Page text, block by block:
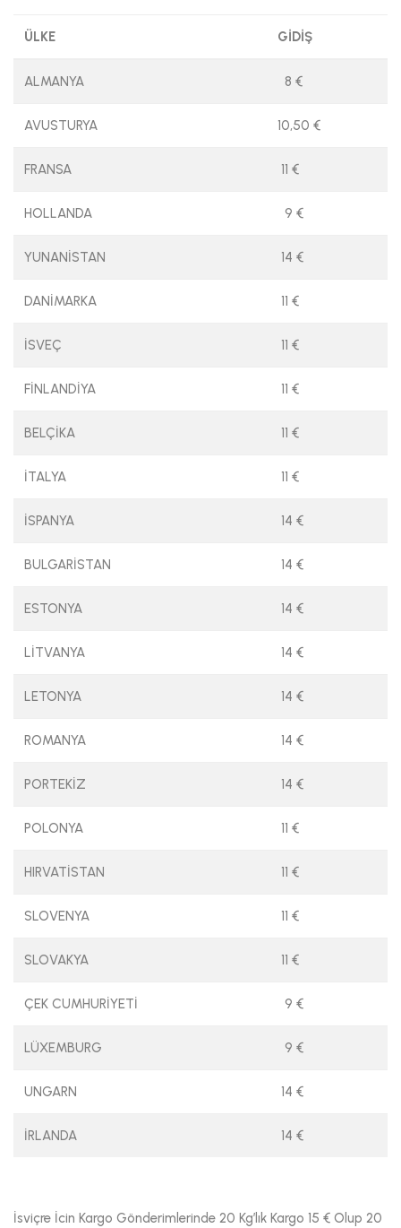
ÜLKE GİDİŞ
ALMANYA 8 €
AVUSTURYA 10,50 €
FRANSA 11 €
HOLLANDA 9 €
YUNANİSTAN 14 €
DANİMARKA 11 €
İSVEÇ 11 €
FİNLANDİYA 11 €
BELÇİKA 11 €
İTALYA 11 €
İSPANYA 14 €
BULGARİSTAN 14 €
ESTONYA 14 €
LİTVANYA 14 €
LETONYA 14 €
ROMANYA 14 €
PORTEKİZ 14 €
POLONYA 11 €
HIRVATİSTAN 11 €
SLOVENYA 11 €
SLOVAKYA 11 €
ÇEK CUMHURİYETİ 9 €
LÜXEMBURG 9 €
UNGARN 14 €
İRLANDA 14 €
İsviçre İcin Kargo Gönderimlerinde 20 Kg’lık Kargo 15 € Olup 20